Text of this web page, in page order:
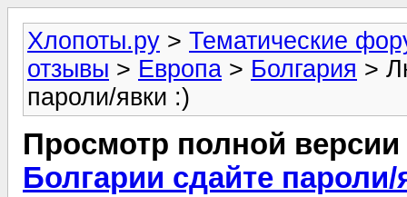
Хлопоты.ру > Тематические
отзывы > Европа > Болгария >
пароли/явки :)
Просмотр полной
Болгарии сдайте пароли/